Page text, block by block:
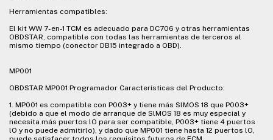
Herramientas compatibles:
El kit WW 7-en-1 TCM es adecuado para DC706 y otras herramientas
OBDSTAR, compatible con todas las herramientas de terceros al
mismo tiempo (conector DB15 integrado a OBD).
MP001
OBDSTAR MP001 Programador Características del Producto:
1. MP001 es compatible con P003+ y tiene más SlMOS 18 que P003+
(debido a que el modo de arranque de SlMOS 18 es muy especial y
necesita más puertos lO para ser compatible, P003+ tiene 4 puertos
lO y no puede admitirlo), y dado que MP001 tiene hasta 12 puertos lO,